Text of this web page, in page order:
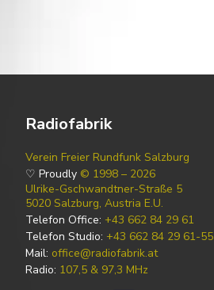
Radiofabrik
Verein Freier Rundfunk Salzburg
♡ Proudly © 1998 – 2026
Ulrike-Gschwandtner-Straße 5
5020 Salzburg, Austria E.U.
Telefon Office: +43 662 84 29 61
Telefon Studio: +43 662 84 29 61-55
Mail: office@radiofabrik.at
Radio: 107,5 & 97,3 MHz